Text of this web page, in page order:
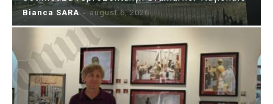
Bianca SARA - august 6, 2026